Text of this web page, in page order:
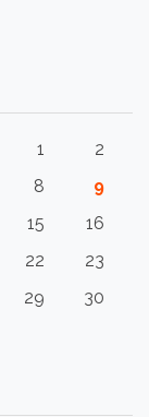
1
2
8
9
15
16
22
23
29
30